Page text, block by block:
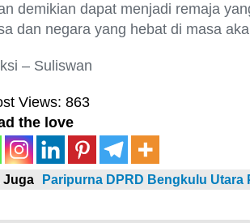
demikian dapat menjadi remaja
dan negara yang hebat di masa
– Suliswan
Views: 863
the love
Juga Paripurna DPRD Bengkulu